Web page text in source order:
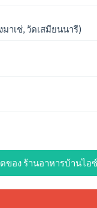
าเช่, วัดเสมียนนารี)
ของ ร้านอาหารบ้านไอซ์